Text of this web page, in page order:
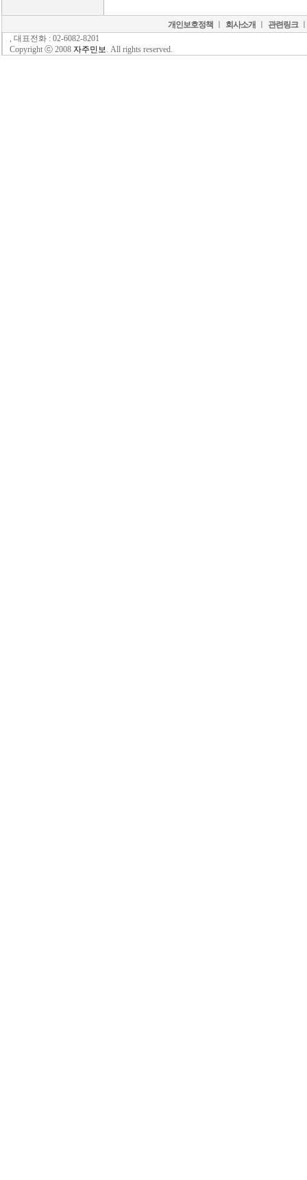
개인보호정책 회사소개 관련링크
, 대표전화 : 02-6082-8201
Copyright ⓒ 2008 자주민보. All rights reserved.